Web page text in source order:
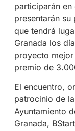
participarán en
presentarán
que tendrá
Granada los
proyecto
premio de
El encuentro,
patrocinio de
Ayuntamiento
Granada,